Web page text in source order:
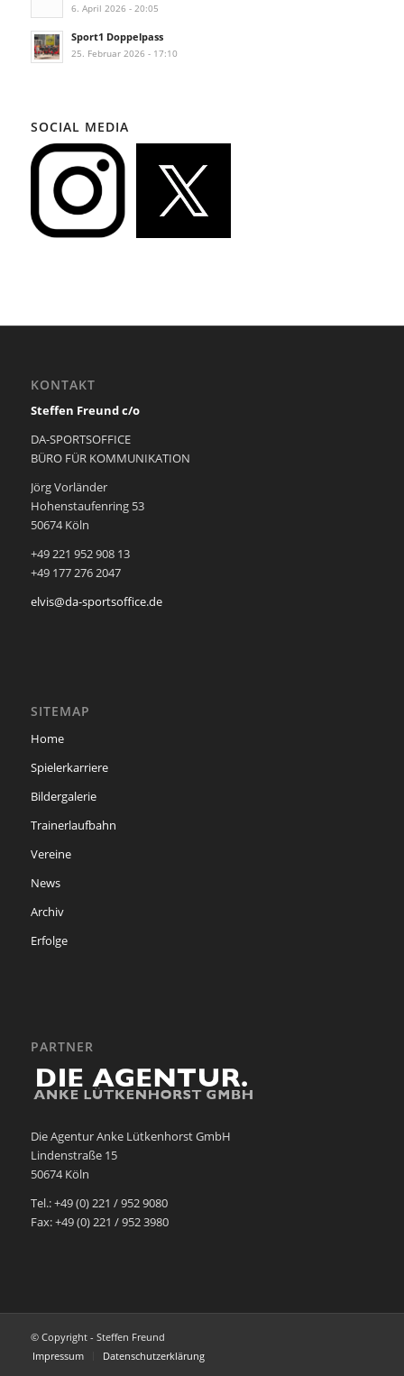
6. April 2026 - 20:05
Sport1 Doppelpass
25. Februar 2026 - 17:10
SOCIAL MEDIA
KONTAKT
Steffen Freund c/o
DA-SPORTSOFFICE
BÜRO FÜR KOMMUNIKATION
Jörg Vorländer
Hohenstaufenring 53
50674 Köln
+49 221 952 908 13
+49 177 276 2047
elvis@da-sportsoffice.de
SITEMAP
Home
Spielerkarriere
Bildergalerie
Trainerlaufbahn
Vereine
News
Archiv
Erfolge
PARTNER
Die Agentur Anke Lütkenhorst GmbH
Lindenstraße 15
50674 Köln
Tel.: +49 (0) 221 / 952 9080
Fax: +49 (0) 221 / 952 3980
© Copyright - Steffen Freund
Impressum
Datenschutzerklärung